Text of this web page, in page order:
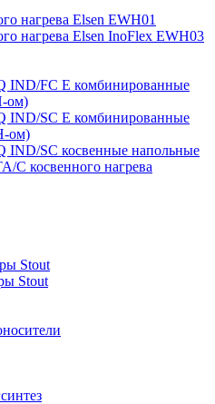
нагрева Elsen EWH01
нагрева Elsen InoFlex EWH03
IND/FC E комбинированные
ом)
IND/SC E комбинированные
ом)
IND/SC косвенные напольные
C косвенного нагрева
Stout
Stout